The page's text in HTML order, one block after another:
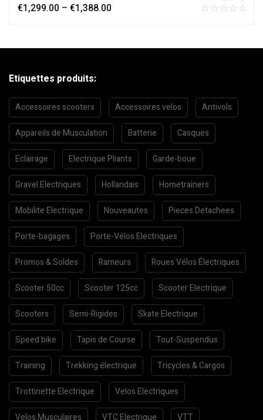
€1,299.00 – €1,388.00
Etiquettes produits:
Accessoires scooters Accessoires velos Antivols
Appareils de Musculation Batterie Casques
Eclairage Electrique Pliants Garde-boue
Gravel Electriques Hollandais Hometrainers
Mobilite Electrique Nouveautes Pieces Detachees
Porte-bagages Porte-Vélos Electriques
Promos & Soldes Rameurs Roues Vélos Électriques
Scooter 50cc Scooter 125cc Scooter Electrique
Scooters Semi-Rigides Skate Electrique
Speed bike Tapis de Course Tout-Suspendus
Training Trekking électrique Tricycles & Cargos
Trottinette Electrique Velos Electriques
Velos Musculaires VTC Electrique VTT